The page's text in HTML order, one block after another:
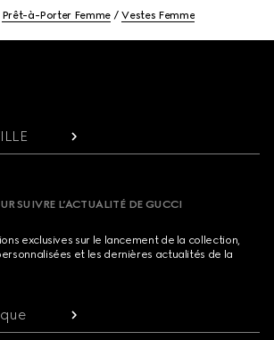
Prêt-à-Porter Femme Vestes Femme
SUIVRE L’ACTUALITÉ DE GUCCI
exclusives sur le lancement de la collection,
et les dernières actualités de la